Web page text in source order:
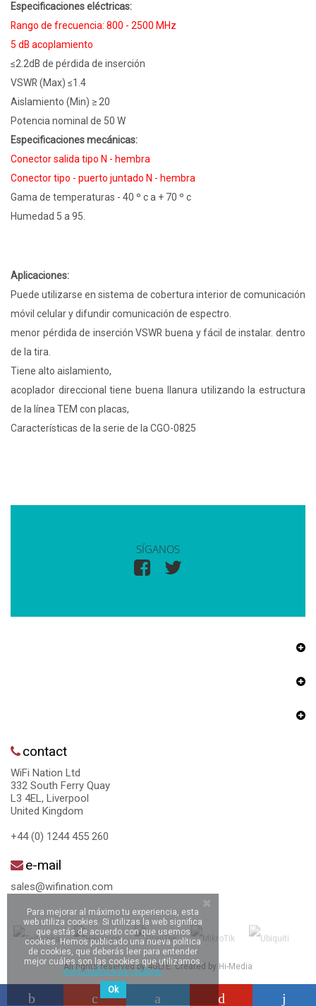
Especificaciones eléctricas:
Rango de frecuencia: 800 - 2500 MHz
5 dB acoplamiento
≤2.2dB de pérdida de inserción
VSWR (Max) ≤1.4
Aislamiento (Min) ≥ 20
Potencia nominal de 50 W
Especificaciones mecánicas:
Conector salida tipo N - hembra
Conector tipo - puerto juntado N - hembra
Gama de temperaturas - 40 º c a + 70 º c
Humedad 5 a 95.
Aplicaciones:
Puede utilizarse en sistema de cobertura interior de comunicación
móvil celular y difundir comunicación de espectro.
menor pérdida de inserción VSWR buena y fácil de instalar. dentro
de la tira.
Tiene alto aislamiento,
acoplador direccional tiene buena llanura utilizando la estructura
de la línea TEM con placas,
Características de la serie de la CGO-0825
SÍGANOS
contact
WiFi Nation Ltd
332 South Ferry Quay
L3 4EL, Liverpool
United Kingdom
+44 (0) 1244 455 260
e-mail
sales@wifination.com
All rights reserved by 4GLTE. Created by Hi-Media
Para mejorar al máximo tu experiencia, esta
web utiliza cookies. Si utilizas la web significa
que estás de acuerdo con que usemos
cookies. Hemos publicado una nueva política
de cookies, que deberás leer para entender
mejor cuáles son las cookies que utilizamos.
Ver la política de cookies.
Ok